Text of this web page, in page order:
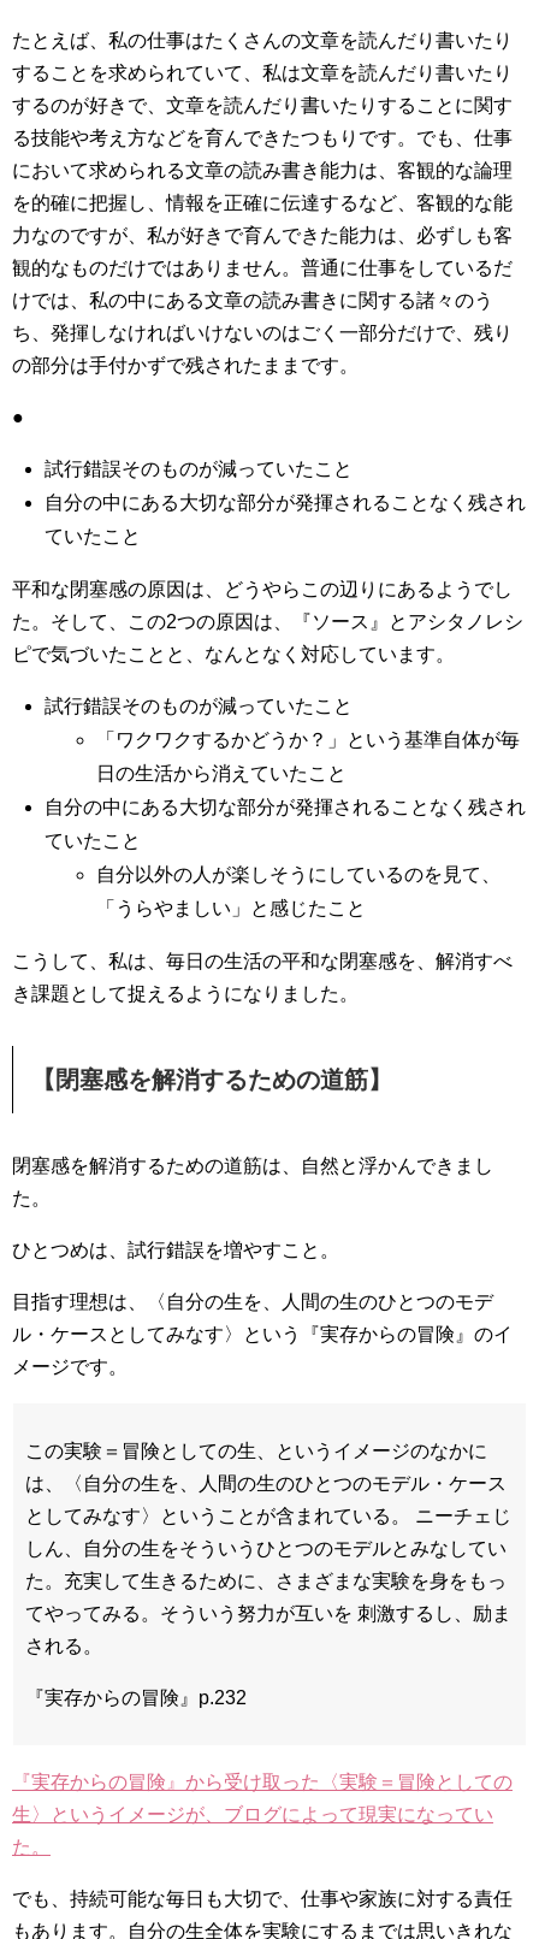
たとえば、私の仕事はたくさんの文章を読んだり書いたり
することを求められていて、私は文章を読んだり書いたり
するのが好きで、文章を読んだり書いたりすることに関す
る技能や考え方などを育んできたつもりです。でも、仕事
において求められる文章の読み書き能力は、客観的な論理
を的確に把握し、情報を正確に伝達するなど、客観的な能
力なのですが、私が好きで育んできた能力は、必ずしも客
観的なものだけではありません。普通に仕事をしているだ
けでは、私の中にある文章の読み書きに関する諸々のう
ち、発揮しなければいけないのはごく一部分だけで、残り
の部分は手付かずで残されたままです。
●
試行錯誤そのものが減っていたこと
自分の中にある大切な部分が発揮されることなく残され
ていたこと
平和な閉塞感の原因は、どうやらこの辺りにあるようでし
た。そして、この2つの原因は、『ソース』とアシタノレシ
ピで気づいたことと、なんとなく対応しています。
試行錯誤そのものが減っていたこと
「ワクワクするかどうか？」という基準自体が毎
日の生活から消えていたこと
自分の中にある大切な部分が発揮されることなく残され
ていたこと
自分以外の人が楽しそうにしているのを見て、
「うらやましい」と感じたこと
こうして、私は、毎日の生活の平和な閉塞感を、解消すべ
き課題として捉えるようになりました。
【閉塞感を解消するための道筋】
閉塞感を解消するための道筋は、自然と浮かんできまし
た。
ひとつめは、試行錯誤を増やすこと。
目指す理想は、〈自分の生を、人間の生のひとつのモデ
ル・ケースとしてみなす〉という『実存からの冒険』のイ
メージです。
この実験＝冒険としての生、というイメージのなかに
は、〈自分の生を、人間の生のひとつのモデル・ケース
としてみなす〉ということが含まれている。 ニーチェじ
しん、自分の生をそういうひとつのモデルとみなしてい
た。充実して生きるために、さまざまな実験を身をもっ
てやってみる。そういう努力が互いを 刺激するし、励ま
される。
『実存からの冒険』p.232
『実存からの冒険』から受け取った〈実験＝冒険としての
生〉というイメージが、ブログによって現実になってい
た。
でも、持続可能な毎日も大切で、仕事や家族に対する責任
もあります。自分の生全体を実験にするまでは思いきれな